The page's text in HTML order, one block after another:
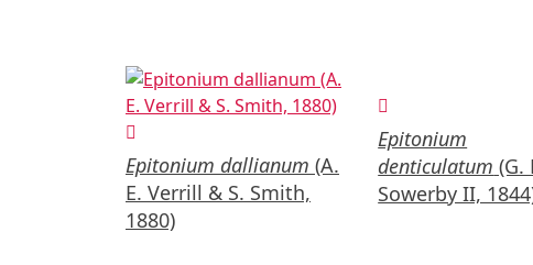
Epitonium dallianum (A.
E. Verrill & S. Smith,
1880)
Epitonium
denticulatum (G.
Sowerby II,